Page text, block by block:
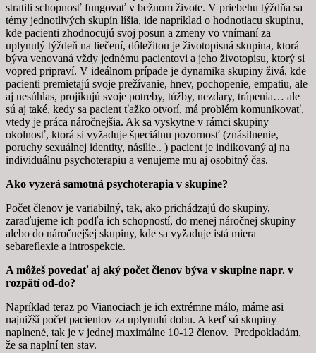
stratili schopnosť fungovať v bežnom živote. V priebehu týždňa sa
témy jednotlivých skupín líšia, ide napríklad o hodnotiacu skupinu,
kde pacienti zhodnocujú svoj posun a zmeny vo vnímaní za
uplynulý týždeň na liečení, dôležitou je životopisná skupina, ktorá
býva venovaná vždy jednému pacientovi a jeho životopisu, ktorý si
vopred pripraví. V ideálnom prípade je dynamika skupiny živá, kde
pacienti premietajú svoje prežívanie, hnev, pochopenie, empatiu, ale
aj nesúhlas, projikujú svoje potreby, túžby, nezdary, trápenia… ale
sú aj také, kedy sa pacient ťažko otvorí, má problém komunikovať,
vtedy je práca náročnejšia. Ak sa vyskytne v rámci skupiny
okolnosť, ktorá si vyžaduje špeciálnu pozornosť (znásilnenie,
poruchy sexuálnej identity, násilie.. ) pacient je indikovaný aj na
individuálnu psychoterapiu a venujeme mu aj osobitný čas.
Ako vyzerá samotná psychoterapia v skupine?
Počet členov je variabilný, tak, ako prichádzajú do skupiny,
zaraďujeme ich podľa ich schopností, do menej náročnej skupiny
alebo do náročnejšej skupiny, kde sa vyžaduje istá miera
sebareflexie a introspekcie.
A môžeš povedať aj aký počet členov býva v skupine napr. v
rozpätí od-do?
Napríklad teraz po Vianociach je ich extrémne málo, máme asi
najnižší počet pacientov za uplynulú dobu. A keď sú skupiny
naplnené, tak je v jednej maximálne 10-12 členov. Predpokladám,
že sa naplní ten stav.
obsahu a
ponúk.